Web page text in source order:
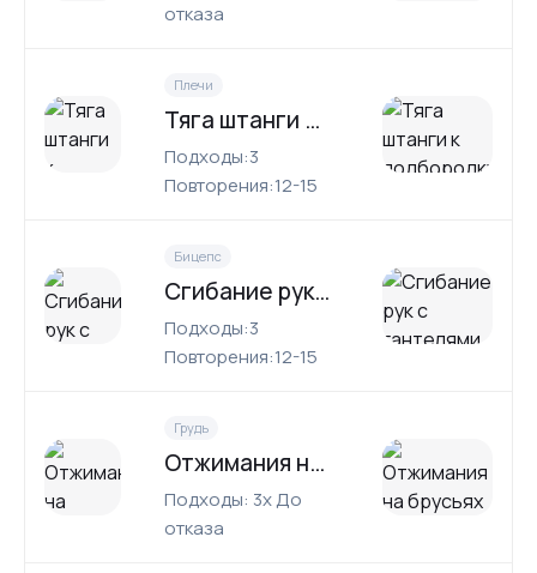
отказа
Плечи
Тяга штанги к подбородку
Подходы:3
Повторения:12-15
Бицепс
Сгибание рук с гантелями
Подходы:3
Повторения:12-15
Грудь
Отжимания на брусьях (грудной способ)
Подходы: 3x До
отказа